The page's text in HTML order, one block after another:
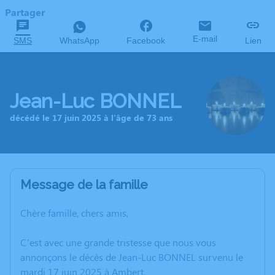
Partager
SMS WhatsApp Facebook E-mail Lien
Jean-Luc BONNEL
décédé le 17 juin 2025 à l'âge de 73 ans
Message de la famille
Chère famille, chers amis,
C’est avec une grande tristesse que nous vous
annonçons le décès de Jean-Luc BONNEL survenu le
mardi 17 juin 2025 à Ambert.